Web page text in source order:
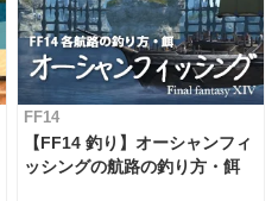
FF14
【FF14 釣り】オーシャンフィ
ッシングの航路の釣り方・餌